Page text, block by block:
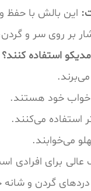
این بالش با حفظ
بر روی سر و
استفاده کنند؟
خواب خود هستند.
استفاده می‌کنند.
می‌خوابند.
برای
گردن و